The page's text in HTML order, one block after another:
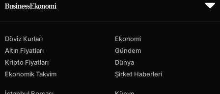
Döviz Kurları
Altın Fiyatları
Kripto Fiyatları
Ekonomik Takvim
Ekonomi
Gündem
Dünya
Şirket Haberleri